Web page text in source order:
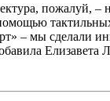
пожалуй,
– мы сделали
Елизавета